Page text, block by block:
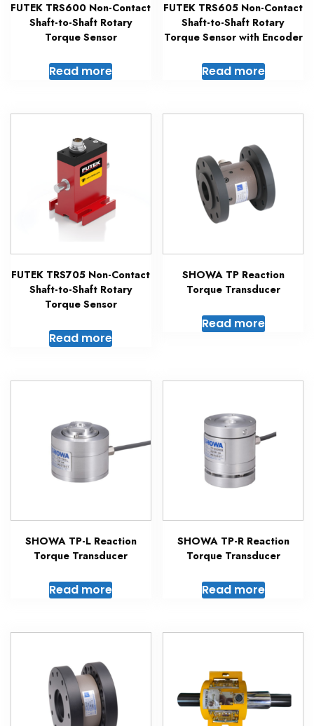
FUTEK TRS600 Non-Contact
Shaft-to-Shaft Rotary
Torque Sensor
Read more
FUTEK TRS605 Non-Contact
Shaft-to-Shaft Rotary
Torque Sensor with Encoder
Read more
FUTEK TRS705 Non-Contact
Shaft-to-Shaft Rotary
Torque Sensor
Read more
SHOWA TP Reaction
Torque Transducer
Read more
SHOWA TP-L Reaction
Torque Transducer
Read more
SHOWA TP-R Reaction
Torque Transducer
Read more